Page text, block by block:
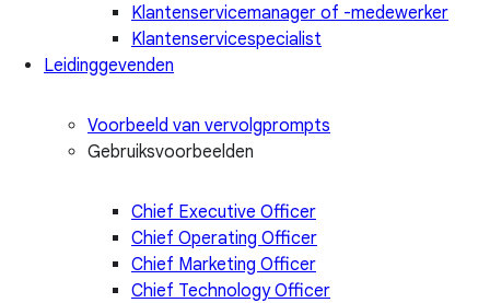
Klantenservicemanager of -medewerker
Klantenservicespecialist
Leidinggevenden
Voorbeeld van vervolgprompts
Gebruiksvoorbeelden
Chief Executive Officer
Chief Operating Officer
Chief Marketing Officer
Chief Technology Officer